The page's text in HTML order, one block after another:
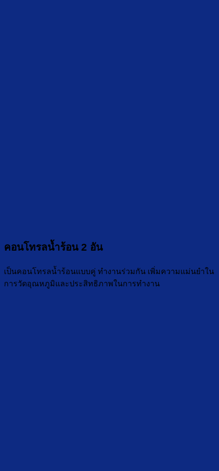
คอนโทรลน้ำร้อน 2 อัน
เป็นคอนโทรลน้ำร้อนแบบคู่ ทำงานร่วมกัน เพิ่มความแม่นยำใน
การวัดอุณหภูมิและประสิทธิภาพในการทำงาน